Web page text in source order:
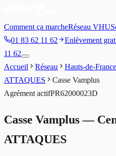
Comment ça marcheRéseau VHU
01 83 62 11 62
Enlèvement
11 62
Accueil
Réseau Hauts-de-France
ATTAQUES
Casse Vamplus
Agrément actifPR62000023D
Casse Vamplus—
ATTAQUES